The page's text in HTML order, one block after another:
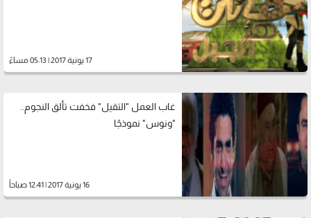
17 يونية 2017 | 05:13 مساءً
غاب العمل "التقيل" فخفت تألق النجوم..
"ونوس" نموذجًا
16 يونية 2017 | 12:41 صباحاً